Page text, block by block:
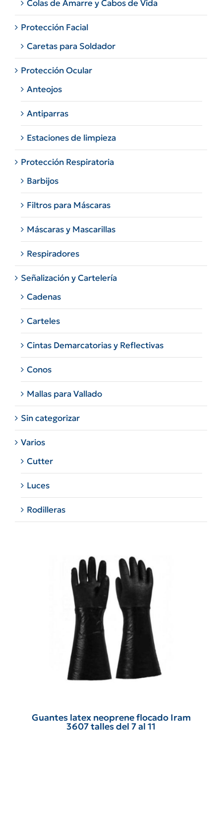
Colas de Amarre y Cabos de Vida
Protección Facial
Caretas para Soldador
Protección Ocular
Anteojos
Antiparras
Estaciones de limpieza
Protección Respiratoria
Barbijos
Filtros para Máscaras
Máscaras y Mascarillas
Respiradores
Señalización y Cartelería
Cadenas
Carteles
Cintas Demarcatorias y Reflectivas
Conos
Mallas para Vallado
Sin categorizar
Varios
Cutter
Luces
Rodilleras
Guantes latex neoprene flocado Iram
3607 talles del 7 al 11